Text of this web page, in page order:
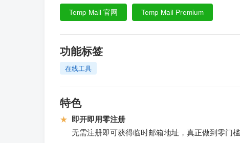
Temp Mail 官网 Temp Mail Premium
功能标签
在线工具
特色
★ 即开即用零注册
无需注册即可获得临时邮箱地址，真正做到零门槛